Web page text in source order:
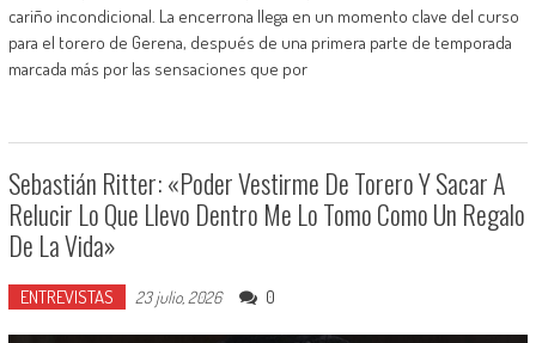
cariño incondicional. La encerrona llega en un momento clave del curso
para el torero de Gerena, después de una primera parte de temporada
marcada más por las sensaciones que por
Sebastián Ritter: «Poder Vestirme De Torero Y Sacar A
Relucir Lo Que Llevo Dentro Me Lo Tomo Como Un Regalo
De La Vida»
ENTREVISTAS 23 julio, 2026 0